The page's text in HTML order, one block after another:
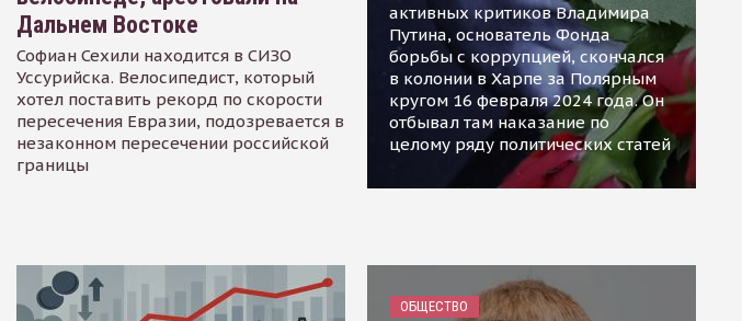
Дальнем Востоке
Софиан Сехили находится в СИЗО
Уссурийска. Велосипедист, который
хотел поставить рекорд по скорости
пересечения Евразии, подозревается в
незаконном пересечении российской
границы
активных критиков Владимира
Путина, основатель Фонда
борьбы с коррупцией, скончался
в колонии в Харпе за Полярным
кругом 16 февраля 2024 года. Он
отбывал там наказание по
целому ряду политических статей
ОБЩЕСТВО